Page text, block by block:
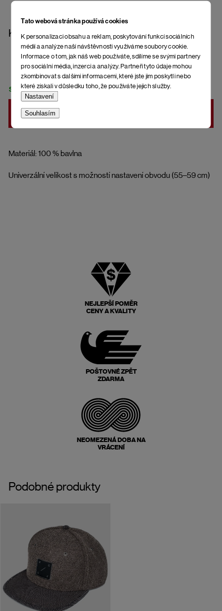
Tato webová stránka používá cookies
K personalizaci obsahu a reklam, poskytování funkcí sociálních
médií a analýze naší návštěvnosti využíváme soubory cookie.
Informace o tom, jak náš web používáte, sdílíme se svými partnery
pro sociální média, inzerci a analýzy. Partneři tyto údaje mohou
zkombinovat s dalšími informacemi, které jste jim poskytli nebo
které získali v důsledku toho, že používáte jejich služby.
Nastavení
Souhlasím
Kšiltovka Mitra Putus Ater
Materiál: 100 % bavlna
Univerzální velikost s možností nastavení obvodu (55–59 cm)
SKLADEM
NEJLEPŠÍ POMĚR
CENY A KVALITY
POŠTOVNÉ ZPĚT
ZDARMA
NEOMEZENÁ DOBA NA
VRÁCENÍ
Podobné produkty